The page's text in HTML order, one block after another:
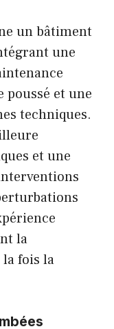
un bâtiment
une
et une
techniques.
et une
la
fois la